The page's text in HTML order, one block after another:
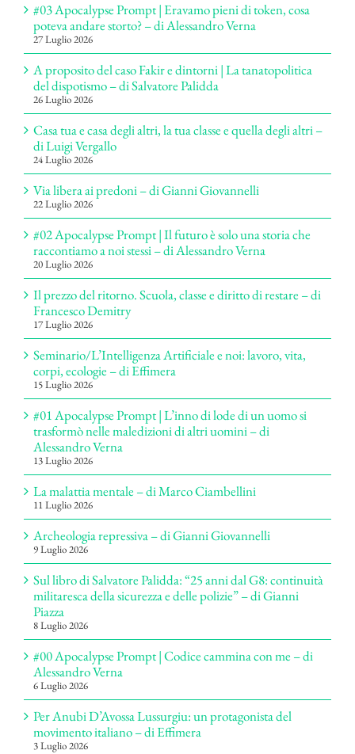
#03 Apocalypse Prompt | Eravamo pieni di token, cosa
poteva andare storto? – di Alessandro Verna
27 Luglio 2026
A proposito del caso Fakir e dintorni | La tanatopolitica
del dispotismo – di Salvatore Palidda
26 Luglio 2026
Casa tua e casa degli altri, la tua classe e quella degli altri –
di Luigi Vergallo
24 Luglio 2026
Via libera ai predoni – di Gianni Giovannelli
22 Luglio 2026
#02 Apocalypse Prompt | Il futuro è solo una storia che
raccontiamo a noi stessi – di Alessandro Verna
20 Luglio 2026
Il prezzo del ritorno. Scuola, classe e diritto di restare – di
Francesco Demitry
17 Luglio 2026
Seminario/L’Intelligenza Artificiale e noi: lavoro, vita,
corpi, ecologie – di Effimera
15 Luglio 2026
#01 Apocalypse Prompt | L’inno di lode di un uomo si
trasformò nelle maledizioni di altri uomini – di
Alessandro Verna
13 Luglio 2026
La malattia mentale – di Marco Ciambellini
11 Luglio 2026
Archeologia repressiva – di Gianni Giovannelli
9 Luglio 2026
Sul libro di Salvatore Palidda: “25 anni dal G8: continuità
militaresca della sicurezza e delle polizie” – di Gianni
Piazza
8 Luglio 2026
#00 Apocalypse Prompt | Codice cammina con me – di
Alessandro Verna
6 Luglio 2026
Per Anubi D’Avossa Lussurgiu: un protagonista del
movimento italiano – di Effimera
3 Luglio 2026